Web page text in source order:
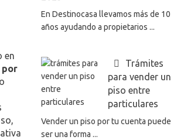
en
por
En Destinocasa llevamos más de 10
años ayudando a propietarios ...
Trámites
para vender un
piso entre
particulares
Vender un piso por tu cuenta puede
ser una forma ...